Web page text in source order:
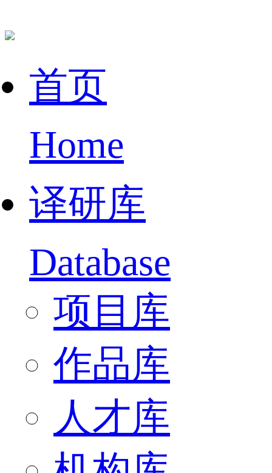
首页
Home
译研库
Database
项目库
作品库
人才库